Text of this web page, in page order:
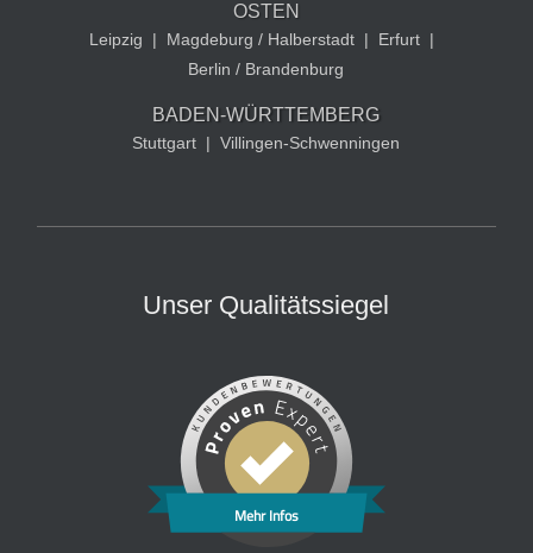
OSTEN
Leipzig | Magdeburg / Halberstadt | Erfurt |
Berlin / Brandenburg
BADEN-WÜRTTEMBERG
Stuttgart | Villingen-Schwenningen
Unser Qualitätssiegel
Mehr Infos